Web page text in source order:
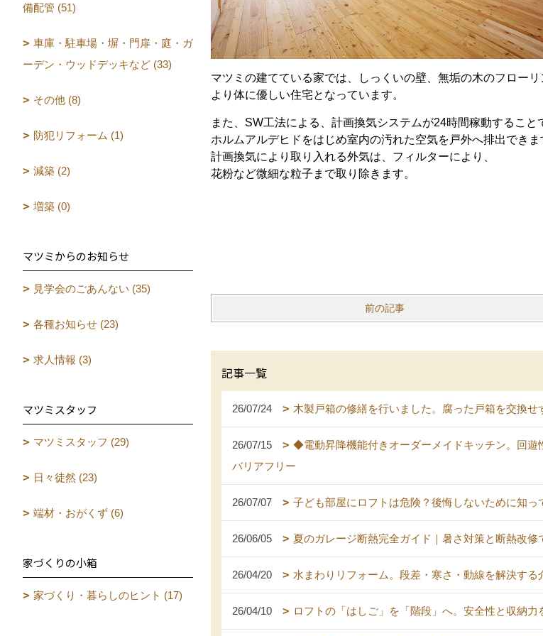
マツミの建てている家では、しっくいの壁、無垢の木のフローリ
より体に優しい住宅となっています。
また、SW工法による、計画換気システムが24時間稼動すること
ホルムアルデヒドをはじめ室内の汚れた空気を戸外へ排出できま
計画換気により取り入れる外気は、フィルターにより、
花粉など微細な粒子まで取り除きます。
前の記事
記事一覧
26/07/24 木製戸箱の修繕を行いました。腐った戸箱を交換せ
26/07/15
◆電動昇降機能付きオーダーメイドキッチン。回遊
バリアフリー
26/07/07 子ども部屋にロフトは危険？後悔しないために知っ
26/06/05 夏のガレージ断熱完全ガイド｜暑さ対策と断熱改
26/04/20 水まわりリフォーム。段差・寒さ・動線を解決する
26/04/10 ロフトの「はしご」を「階段」へ。安全性と収納力
備配管 (51)
車庫・駐車場・塀・門扉・庭・ガ
ーデン・ウッドデッキなど (33)
その他 (8)
防犯リフォーム (1)
減築 (2)
増築 (0)
マツミからのお知らせ
見学会のごあんない (35)
各種お知らせ (23)
求人情報 (3)
マツミスタッフ
マツミスタッフ (29)
日々徒然 (23)
端材・おがくず (6)
家づくりの小箱
家づくり・暮らしのヒント (17)